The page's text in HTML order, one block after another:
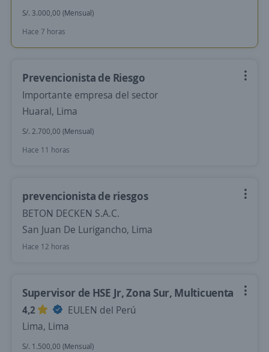
S/. 3.000,00 (Mensual)
Hace 7 horas
Prevencionista de Riesgo
Importante empresa del sector
Huaral, Lima
S/. 2.700,00 (Mensual)
Hace 11 horas
prevencionista de riesgos
BETON DECKEN S.A.C.
San Juan De Lurigancho, Lima
Hace 12 horas
Supervisor de HSE Jr, Zona Sur, Multicuenta
4,2
EULEN del Perú
Lima, Lima
S/. 1.500,00 (Mensual)